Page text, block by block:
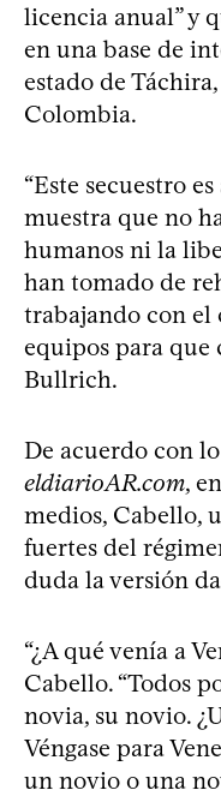
licencia anual” y
en una base de
estado de
Colombia.
“Este secuestro
muestra que no
humanos ni la
han tomado de
trabajando con el
equipos para que
Bullrich.
De acuerdo con
eldiarioAR.com,
medios, Cabello,
fuertes del
duda la versión
“¿A qué venía a
Cabello. “Todos
novia, su novio.
Véngase para
un novio o una